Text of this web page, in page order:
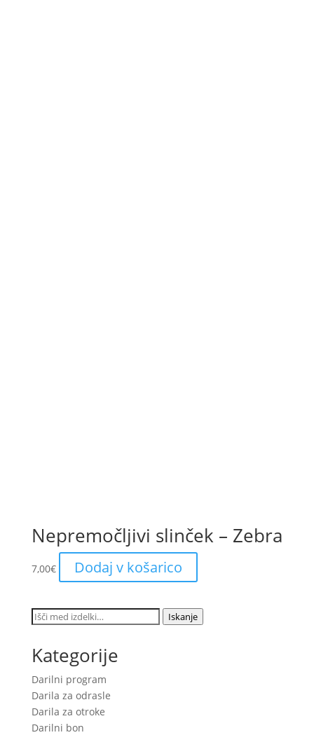
Nepremočljivi slinček – Zebra
7,00€ Dodaj v košarico
Išči: Iskanje
Kategorije
Darilni program
Darila za odrasle
Darila za otroke
Darilni bon